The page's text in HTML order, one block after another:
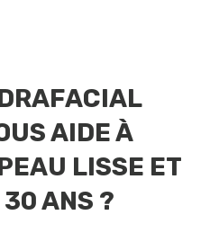
AIDE À
LISSE ET
ANS ?